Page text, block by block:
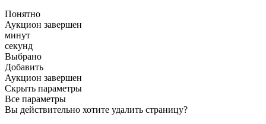
Понятно
Аукцион завершен
минут
секунд
Выбрано
Добавить
Аукцион завершен
Скрыть параметры
Все параметры
Вы действительно хотите удалить страницу?